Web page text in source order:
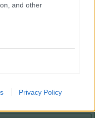
and other
Privacy Policy